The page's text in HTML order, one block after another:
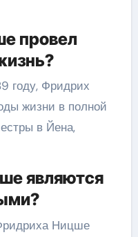
провел
году, Фридрих
жизни в полной
в Йена,
являются
Ницше